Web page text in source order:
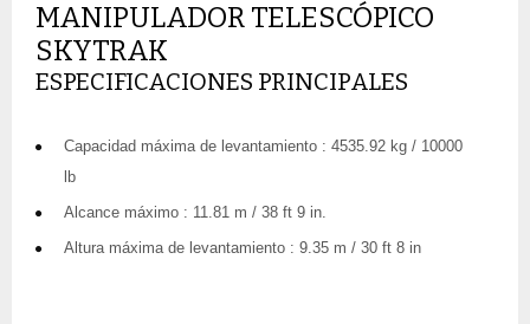
MANIPULADOR TELESCÓPICO
SKYTRAK
ESPECIFICACIONES PRINCIPALES
Capacidad máxima de levantamiento : 4535.92 kg / 10000
lb
Alcance máximo : 11.81 m / 38 ft 9 in.
Altura máxima de levantamiento : 9.35 m / 30 ft 8 in